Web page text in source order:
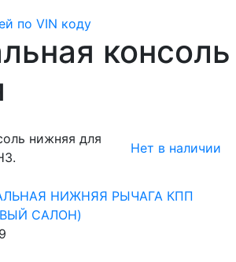
консоль
нижняя для
Нет в наличии
НИЖНЯЯ РЫЧАГА КПП
САЛОН)